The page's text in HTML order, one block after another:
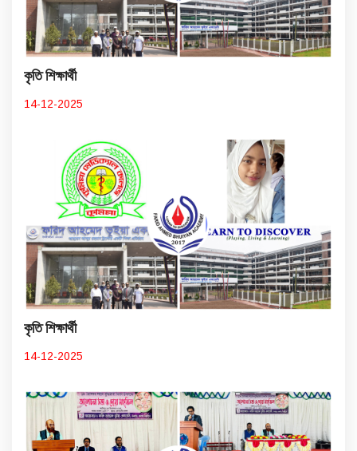
কৃতি শিক্ষার্থী
14-12-2025
কৃতি শিক্ষার্থী
14-12-2025